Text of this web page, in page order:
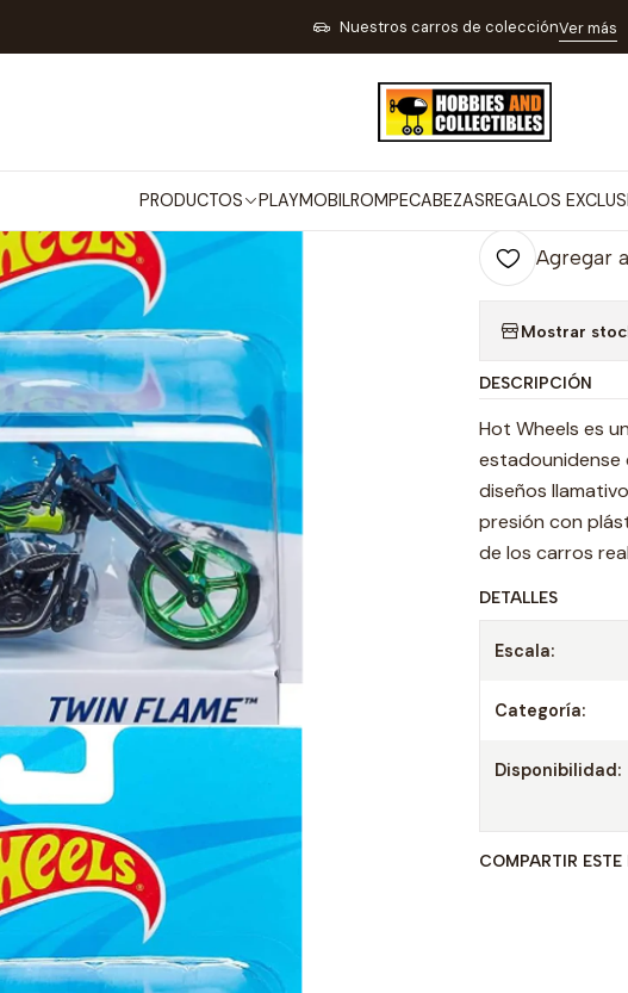
PRODUCTOS PLAYMOBILROMPECABEZASREGALOS
Nuestros carros de colecciónVer más
VEHÍCULOS DE COLECCIÓN CARROS Y MOTOS A
|
Moto
Cantidad
Agregar
Mostrar
DESCRIPCIÓN
Hot Wheels es
estadounidense
diseños
presión con
de los carros
DETALLES
Escala:
Categoría:
Disponibilidad:
COMPARTIR